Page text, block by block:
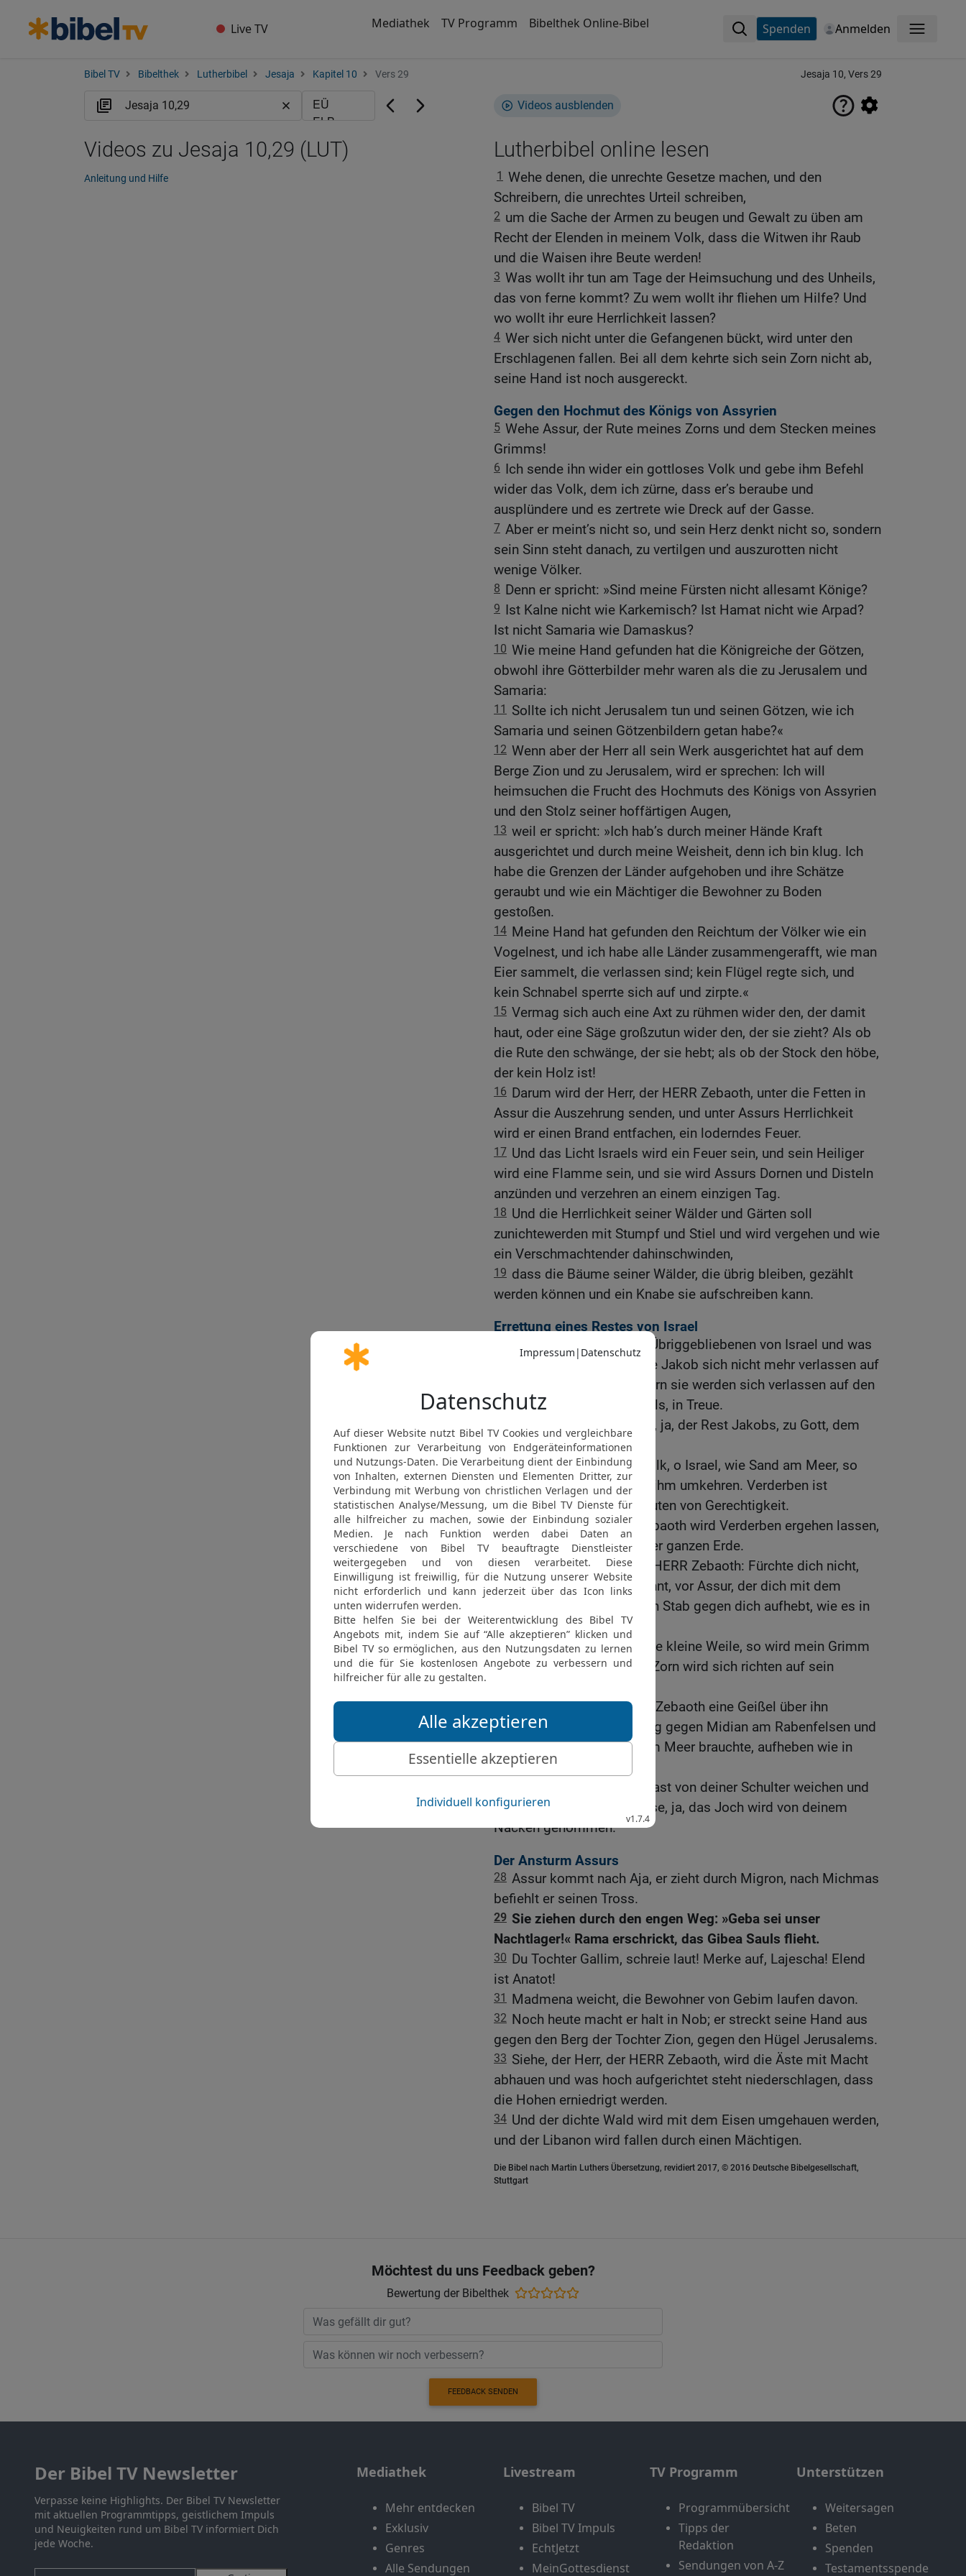
Live TV Mediathek TV Programm Bibelthek Online-Bibel Spenden Anmelden Menü
Bibel TV Bibelthek Lutherbibel Jesaja Kapitel 10 Vers 29 Jesaja 10, Vers 29
Videos ausblenden
Lutherbibel online lesen
1 Wehe denen, die unrechte Gesetze machen, und den
Schreibern, die unrechtes Urteil schreiben,
2 um die Sache der Armen zu beugen und Gewalt zu üben am
Recht der Elenden in meinem Volk, dass die Witwen ihr Raub
und die Waisen ihre Beute werden!
3 Was wollt ihr tun am Tage der Heimsuchung und des Unheils,
das von ferne kommt? Zu wem wollt ihr fliehen um Hilfe? Und
wo wollt ihr eure Herrlichkeit lassen?
4 Wer sich nicht unter die Gefangenen bückt, wird unter den
Erschlagenen fallen. Bei all dem kehrte sich sein Zorn nicht ab,
seine Hand ist noch ausgereckt.
Gegen den Hochmut des Königs von Assyrien
5 Wehe Assur, der Rute meines Zorns und dem Stecken meines
Grimms!
6 Ich sende ihn wider ein gottloses Volk und gebe ihm Befehl
wider das Volk, dem ich zürne, dass er’s beraube und
ausplündere und es zertrete wie Dreck auf der Gasse.
7 Aber er meint’s nicht so, und sein Herz denkt nicht so, sondern
sein Sinn steht danach, zu vertilgen und auszurotten nicht
wenige Völker.
8 Denn er spricht: »Sind meine Fürsten nicht allesamt Könige?
9 Ist Kalne nicht wie Karkemisch? Ist Hamat nicht wie Arpad?
Ist nicht Samaria wie Damaskus?
10 Wie meine Hand gefunden hat die Königreiche der Götzen,
obwohl ihre Götterbilder mehr waren als die zu Jerusalem und
Samaria:
11
Sollte ich nicht Jerusalem tun und seinen Götzen, wie ich
Samaria und seinen Götzenbildern getan habe?«
12 Wenn aber der Herr all sein Werk ausgerichtet hat auf dem
Berge Zion und zu Jerusalem, wird er sprechen: Ich will
heimsuchen die Frucht des Hochmuts des Königs von Assyrien
und den Stolz seiner hoffärtigen Augen,
13 weil er spricht: »Ich hab’s durch meiner Hände Kraft
ausgerichtet und durch meine Weisheit, denn ich bin klug. Ich
habe die Grenzen der Länder aufgehoben und ihre Schätze
geraubt und wie ein Mächtiger die Bewohner zu Boden
gestoßen.
14 Meine Hand hat gefunden den Reichtum der Völker wie ein
Vogelnest, und ich habe alle Länder zusammengerafft, wie man
Eier sammelt, die verlassen sind; kein Flügel regte sich, und
kein Schnabel sperrte sich auf und zirpte.«
15 Vermag sich auch eine Axt zu rühmen wider den, der damit
haut, oder eine Säge großzutun wider den, der sie zieht? Als ob
die Rute den schwänge, der sie hebt; als ob der Stock den höbe,
der kein Holz ist!
16 Darum wird der Herr, der HERR Zebaoth, unter die Fetten in
Assur die Auszehrung senden, und unter Assurs Herrlichkeit
wird er einen Brand entfachen, ein loderndes Feuer.
17 Und das Licht Israels wird ein Feuer sein, und sein Heiliger
wird eine Flamme sein, und sie wird Assurs Dornen und Disteln
anzünden und verzehren an einem einzigen Tag.
18 Und die Herrlichkeit seiner Wälder und Gärten soll
zunichtewerden mit Stumpf und Stiel und wird vergehen und wie
ein Verschmachtender dahinschwinden,
19 dass die Bäume seiner Wälder, die übrig bleiben, gezählt
werden können und ein Knabe sie aufschreiben kann.
Errettung eines Restes von Israel
Zu der Zeit werden die Übriggebliebenen von Israel und was
entkommen ist vom Hause Jakob sich nicht mehr verlassen auf
den, der sie schlägt, sondern sie werden sich verlassen auf den
HERRN, den Heiligen Israels, in Treue.
Ein Rest wird umkehren, ja, der Rest Jakobs, zu Gott, dem
Helden.
22 Denn wäre auch dein Volk, o Israel, wie Sand am Meer, so
soll doch nur ein Rest von ihm umkehren. Verderben ist
beschlossen und bringt Fluten von Gerechtigkeit.
23 Denn Gott der HERR Zebaoth wird Verderben ergehen lassen,
wie beschlossen ist, auf der ganzen Erde.
24 Darum spricht Gott der HERR Zebaoth: Fürchte dich nicht,
mein Volk, das in Zion wohnt, vor Assur, der dich mit dem
Stecken schlägt und seinen Stab gegen dich aufhebt, wie es in
Ägypten geschah.
25 Denn es ist nur noch eine kleine Weile, so wird mein Grimm
ein Ende haben, und mein Zorn wird sich richten auf sein
26 Alsdann wird der HERR Zebaoth eine Geißel über ihn
schwingen wie beim Schlag gegen Midian am Rabenfelsen und
wird seinen Stab, den er am Meer brauchte, aufheben wie in
Ägypten.
Zu der Zeit wird seine Last von deiner Schulter weichen und
sein Joch von deinem Halse, ja, das Joch wird von deinem
Nacken genommen.
Der Ansturm Assurs
28 Assur kommt nach Aja, er zieht durch Migron, nach Michmas
befiehlt er seinen Tross.
29 Sie ziehen durch den engen Weg: »Geba sei unser
Nachtlager!« Rama erschrickt, das Gibea Sauls flieht.
30 Du Tochter Gallim, schreie laut! Merke auf, Lajescha! Elend
ist Anatot!
31 Madmena weicht, die Bewohner von Gebim laufen davon.
32 Noch heute macht er halt in Nob; er streckt seine Hand aus
gegen den Berg der Tochter Zion, gegen den Hügel Jerusalems.
33 Siehe, der Herr, der HERR Zebaoth, wird die Äste mit Macht
abhauen und was hoch aufgerichtet steht niederschlagen, dass
die Hohen erniedrigt werden.
34 Und der dichte Wald wird mit dem Eisen umgehauen werden,
und der Libanon wird fallen durch einen Mächtigen.
Die Bibel nach Martin Luthers Übersetzung, revidiert 2017, © 2016 Deutsche Bibelgesellschaft,
Stuttgart
Videos zu Jesaja 10,29 (LUT)
Anleitung und Hilfe
Möchtest du uns Feedback geben?
Bewertung der Bibelthek
FEEDBACK SENDEN
Der Bibel TV Newsletter
Verpasse keine Highlights. Der Bibel TV Newsletter
mit aktuellen Programmtipps, geistlichem Impuls
und Neuigkeiten rund um Bibel TV informiert Dich
jede Woche.
Mediathek
Mehr entdecken
Exklusiv
Genres
Alle Sendungen
Livestream
Bibel TV
Bibel TV Impuls
EchtJetzt
MeinGottesdienst
TV Programm
Programmübersicht
Tipps der
Redaktion
Sendungen von A-Z
Unterstützen
Weitersagen
Beten
Spenden
Testamentsspende